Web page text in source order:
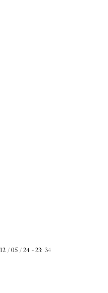
12 / 05 / 24 - 23: 34